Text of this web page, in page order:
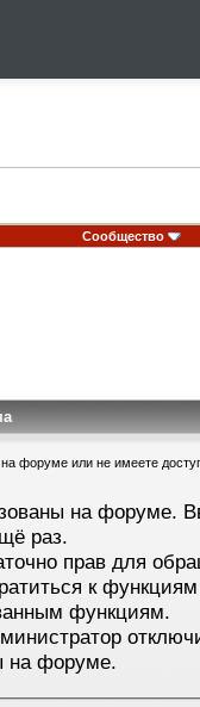
Сообщество
форуме или не имеете
на форуме.
раз.
прав для
к
функциям.
на форуме.